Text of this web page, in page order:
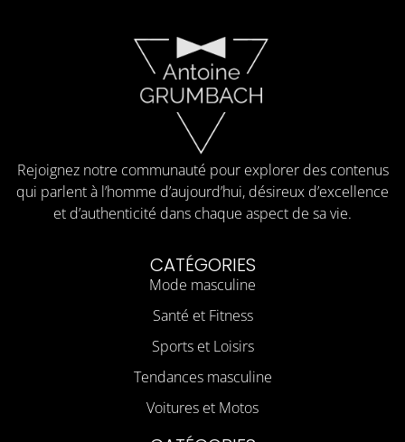
Rejoignez notre communauté pour explorer des contenus
qui parlent à l’homme d’aujourd’hui, désireux d’excellence
et d’authenticité dans chaque aspect de sa vie.
CATÉGORIES
Mode masculine
Santé et Fitness
Sports et Loisirs
Tendances masculine
Voitures et Motos